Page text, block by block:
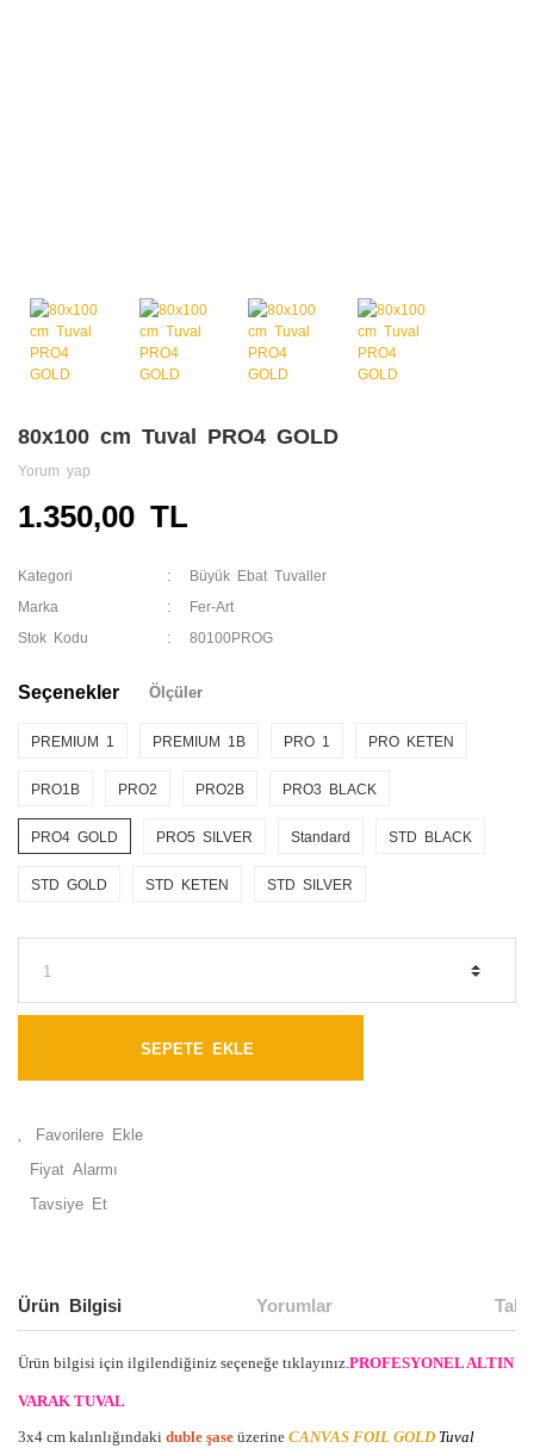
80x100 cm Tuval PRO4 GOLD
Yorum yap
1.350,00 TL
Kategori Büyük Ebat Tuvaller
Marka Fer-Art
Stok Kodu 80100PROG
Seçenekler Ölçüler
PREMIUM 1 PREMIUM 1B PRO 1 PRO KETEN
PRO1B PRO2 PRO2B PRO3 BLACK
PRO4 GOLD PRO5 SILVER Standard STD BLACK
STD GOLD STD KETEN STD SILVER
SEPETE EKLE
Fiyat Alarmı
Tavsiye Et
Ürün Bilgisi Yorumlar
Ürün bilgisi için ilgilendiğiniz seçeneğe tıklayınız.PROFESYONEL ALTIN
VARAK TUVAL
3x4 cm kalınlığındaki duble şase üzerine CANVAS FOIL GOLD Tuval